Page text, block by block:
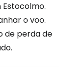
Estocolmo.
o voo.
de perda de